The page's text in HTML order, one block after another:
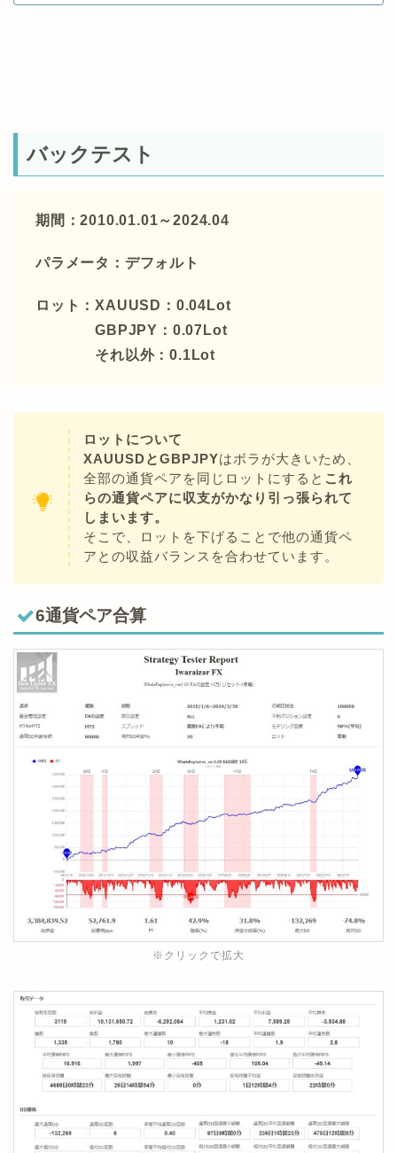
バックテスト
期間：2010.01.01～2024.04
パラメータ：デフォルト
ロット：XAUUSD：0.04Lot
GBPJPY：0.07Lot
それ以外：0.1Lot
ロットについて
XAUUSDとGBPJPYはボラが大きいため、
全部の通貨ペアを同じロットにすると これ
らの通貨ペアに収支がかなり引っ張られて
しまいます。
そこで、ロットを下げることで他の通貨ペ
アとの収益バランスを合わせています。
6通貨ペア合算
※クリックで拡大